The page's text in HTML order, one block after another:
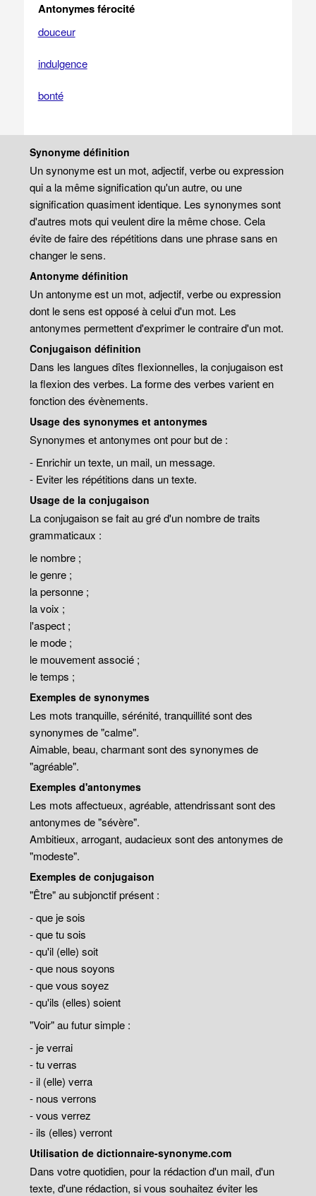
Antonymes férocité
douceur
indulgence
bonté
Synonyme définition
Un synonyme est un mot, adjectif, verbe ou expression
qui a la même signification qu'un autre, ou une
signification quasiment identique. Les synonymes sont
d'autres mots qui veulent dire la même chose. Cela
évite de faire des répétitions dans une phrase sans en
changer le sens.
Antonyme définition
Un antonyme est un mot, adjectif, verbe ou expression
dont le sens est opposé à celui d'un mot. Les
antonymes permettent d'exprimer le contraire d'un mot.
Conjugaison définition
Dans les langues dîtes flexionnelles, la conjugaison est
la flexion des verbes. La forme des verbes varient en
fonction des évènements.
Usage des synonymes et antonymes
Synonymes et antonymes ont pour but de :
- Enrichir un texte, un mail, un message.
- Eviter les répétitions dans un texte.
Usage de la conjugaison
La conjugaison se fait au gré d'un nombre de traits
grammaticaux :
le nombre ;
le genre ;
la personne ;
la voix ;
l'aspect ;
le mode ;
le mouvement associé ;
le temps ;
Exemples de synonymes
Les mots tranquille, sérénité, tranquillité sont des
synonymes de "calme".
Aimable, beau, charmant sont des synonymes de
"agréable".
Exemples d'antonymes
Les mots affectueux, agréable, attendrissant sont des
antonymes de "sévère".
Ambitieux, arrogant, audacieux sont des antonymes de
"modeste".
Exemples de conjugaison
"Être" au subjonctif présent :
- que je sois
- que tu sois
- qu'il (elle) soit
- que nous soyons
- que vous soyez
- qu'ils (elles) soient
"Voir" au futur simple :
- je verrai
- tu verras
- il (elle) verra
- nous verrons
- vous verrez
- ils (elles) verront
Utilisation de dictionnaire-synonyme.com
Dans votre quotidien, pour la rédaction d'un mail, d'un
texte, d'une rédaction, si vous souhaitez éviter les